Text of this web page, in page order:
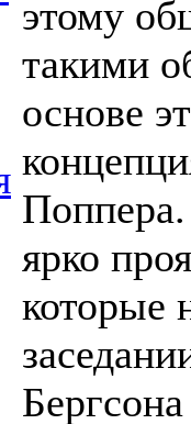
этому
такими
основе
ярко
которые